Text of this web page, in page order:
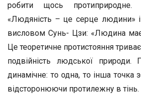
робити щось
«Людяність – це серце людини»
висловом Сунь- Цзи: «Людина
Це теоретичне протистояння триває
подвійність людської природи.
динамічне: то одна, то інша точка
відсторонюючи протилежну в тінь.